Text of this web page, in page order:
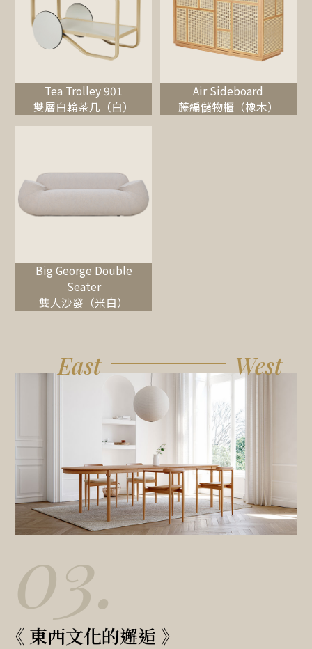
Tea Trolley 901
雙層白輪茶几（白）
Air Sideboard
藤編儲物櫃（橡木）
Big George Double
Seater
雙人沙發（米白）
East West
03.
《 東西文化的邂逅 》